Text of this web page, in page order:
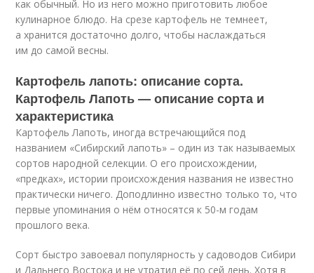
как обычный. Но из него можно приготовить любое
кулинарное блюдо. На срезе картофель не темнеет,
а хранится достаточно долго, чтобы наслаждаться
им до самой весны.
Картофель лапоть: описание сорта.
Картофель Лапоть — описание сорта и
характеристика
Картофель Лапоть, иногда встречающийся под
названием «Сибирский лапоть» – один из так называемых
сортов народной селекции. О его происхождении,
«предках», истории происхождения названия не известно
практически ничего. Доподлинно известно только то, что
первые упоминания о нём относятся к 50-м годам
прошлого века.
Сорт быстро завоевал популярность у садоводов Сибири
и Дальнего Востока и не утратил её по сей день. Хотя в